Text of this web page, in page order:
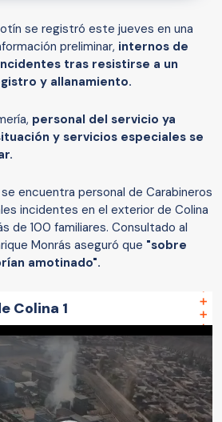
se registró este jueves en una
preliminar, internos de
tras resistirse a un
y allanamiento.
personal del servicio ya
y servicios especiales se
encuentra personal de Carabineros
incidentes en el exterior de Colina
de 100 familiares. Consultado al
Monrás aseguró que "sobre
amotinado".
Colina 1